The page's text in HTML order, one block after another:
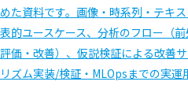
めた資料です。画像・時系列・テキ
表的ユースケース、分析のフロー（
評価・改善）、仮説検証による改善
リズム実装/検証・MLOpsまでの実